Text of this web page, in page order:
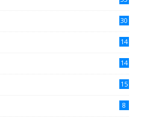
30
14
14
15
8